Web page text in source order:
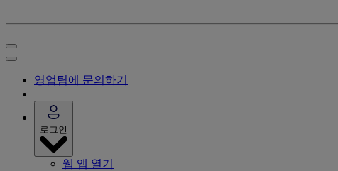
영업팀에 문의하기
로그인
웹 앱 열기